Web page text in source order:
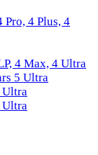
Pro, 4 Plus, 4
4 Max, 4 Ultra
5 Ultra
Ultra
Ultra